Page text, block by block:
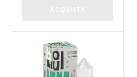
NON DISPONIBILE